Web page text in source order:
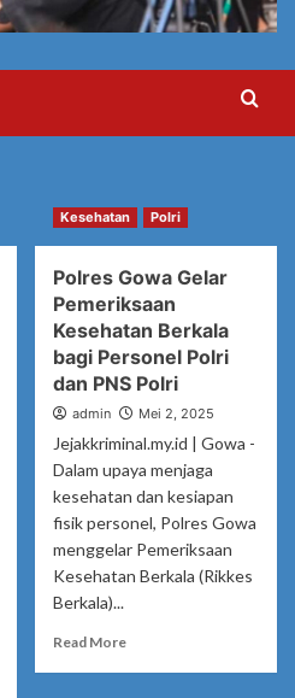
Kesehatan Polri
Polres Gowa Gelar
Pemeriksaan
Kesehatan Berkala
bagi Personel Polri
dan PNS Polri
admin Mei 2, 2025
Jejakkriminal.my.id | Gowa -
Dalam upaya menjaga
kesehatan dan kesiapan
fisik personel, Polres Gowa
menggelar Pemeriksaan
Kesehatan Berkala (Rikkes
Berkala)...
Read MoreRead